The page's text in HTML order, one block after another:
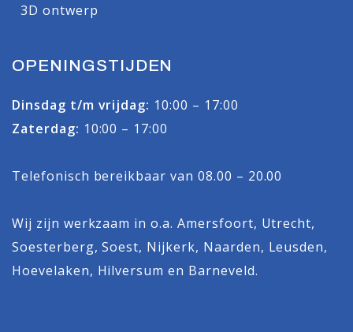
3D ontwerp
OPENINGSTIJDEN
Dinsdag t/m vrijdag: 10:00 – 17:00
Zaterdag: 10:00 – 17:00
Telefonisch bereikbaar van 08.00 – 20.00
Wij zijn werkzaam in o.a. Amersfoort, Utrecht,
Soesterberg,Soest, Nijkerk, Naarden, Leusden,
Hoevelaken, Hilversum en Barneveld.